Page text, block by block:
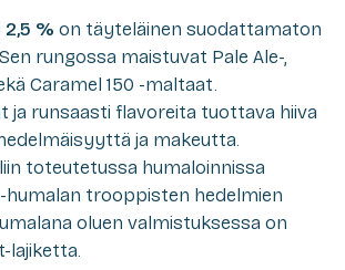
% on täyteläinen suodattamaton
rungossa maistuvat Pale Ale-,
Caramel 150 -maltaat.
ja runsaasti flavoreita tuottava hiiva
ja makeutta.
toteutetussa humaloinnissa
humalan trooppisten hedelmien
oluen valmistuksessa on
lajiketta.